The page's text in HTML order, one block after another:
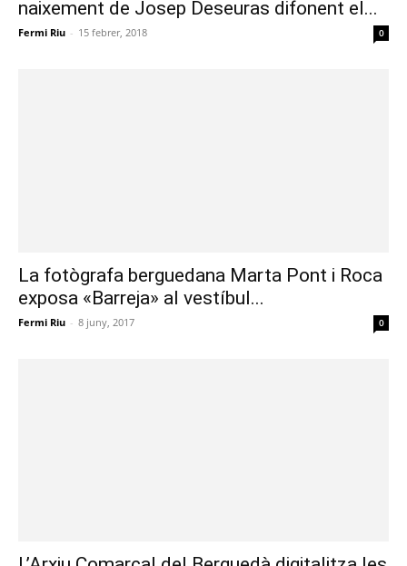
naixement de Josep Deseuras difonent el...
Fermi Riu - 15 febrer, 2018 0
La fotògrafa berguedana Marta Pont i Roca
exposa «Barreja» al vestíbul...
Fermi Riu - 8 juny, 2017 0